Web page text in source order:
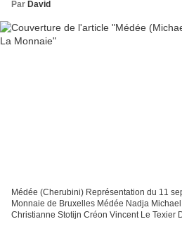
Par David
Médée (Cherubini) Représentation du 11
Monnaie de Bruxelles Médée Nadja
Christianne Stotijn Créon Vincent Le Texier